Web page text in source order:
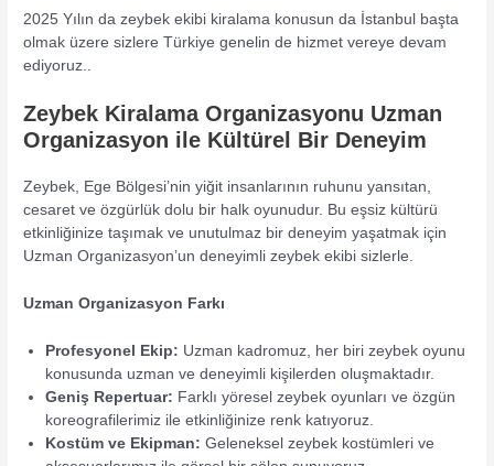
2025 Yılın da zeybek ekibi kiralama konusun da İstanbul başta
olmak üzere sizlere Türkiye genelin de hizmet vereye devam
ediyoruz..
Zeybek Kiralama Organizasyonu Uzman
Organizasyon ile Kültürel Bir Deneyim
Zeybek, Ege Bölgesi’nin yiğit insanlarının ruhunu yansıtan,
cesaret ve özgürlük dolu bir halk oyunudur. Bu eşsiz kültürü
etkinliğinize taşımak ve unutulmaz bir deneyim yaşatmak için
Uzman Organizasyon’un deneyimli zeybek ekibi sizlerle.
Uzman Organizasyon Farkı
Profesyonel Ekip: Uzman kadromuz, her biri zeybek oyunu
konusunda uzman ve deneyimli kişilerden oluşmaktadır.
Geniş Repertuar: Farklı yöresel zeybek oyunları ve özgün
koreografilerimiz ile etkinliğinize renk katıyoruz.
Kostüm ve Ekipman: Geleneksel zeybek kostümleri ve